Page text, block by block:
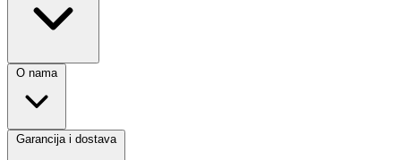
O nama
Garancija i dostava